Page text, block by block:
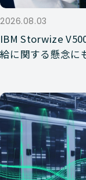
2026.08.03
IBM Storwize
給に関する懸念に